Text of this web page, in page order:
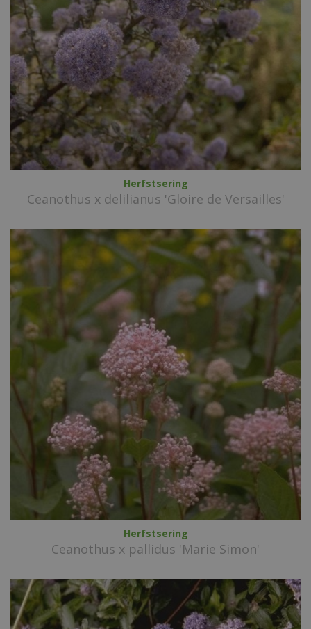
Herfstsering
Ceanothus x delilianus 'Gloire de Versailles'
Herfstsering
Ceanothus x pallidus 'Marie Simon'